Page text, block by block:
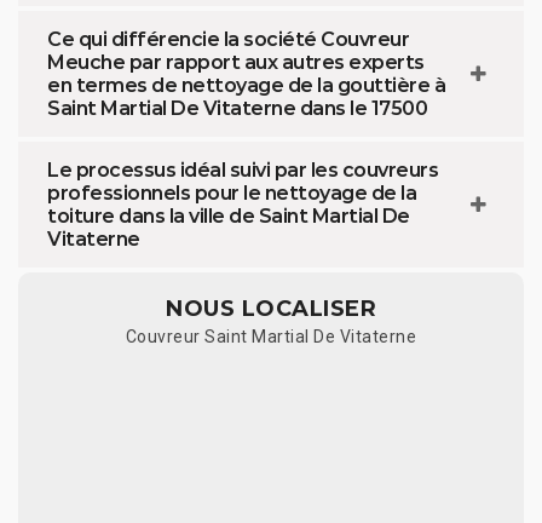
Ce qui différencie la société Couvreur
Meuche par rapport aux autres experts
en termes de nettoyage de la gouttière à
Saint Martial De Vitaterne dans le 17500
Le processus idéal suivi par les couvreurs
professionnels pour le nettoyage de la
toiture dans la ville de Saint Martial De
Vitaterne
NOUS LOCALISER
Couvreur Saint Martial De Vitaterne